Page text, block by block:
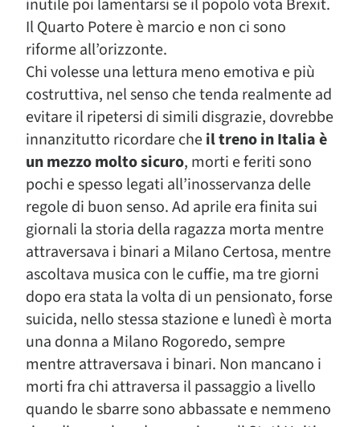
inutile poi lamentarsi se il popolo vota Brexit.
Il Quarto Potere è marcio e non ci sono
riforme all’orizzonte.
Chi volesse una lettura meno emotiva e più
costruttiva, nel senso che tenda realmente ad
evitare il ripetersi di simili disgrazie, dovrebbe
innanzitutto ricordare cheil treno in Italia è
un mezzo molto sicuro, morti e feriti sono
pochi e spesso legati all’inosservanza delle
regole di buon senso. Ad aprile era finita sui
giornali la storia della ragazza morta mentre
attraversava i binari a Milano Certosa, mentre
ascoltava musica con le cuffie, ma tre giorni
dopo era stata la volta di un pensionato, forse
suicida, nello stessa stazione e lunedì è morta
una donna a Milano Rogoredo, sempre
mentre attraversava i binari. Non mancano i
morti fra chi attraversa il passaggio a livello
quando le sbarre sono abbassate e nemmeno